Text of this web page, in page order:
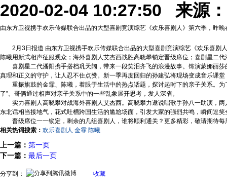
2020-02-04 10:27:50 来源：
由东方卫视携手欢乐传媒联合出品的大型喜剧竞演综艺《欢乐喜剧人》第六季，昨
2月3日报道 由东方卫视携手欢乐传媒联合出品的大型喜剧竞演综艺《欢乐喜剧
陈曦用新式相声征服观众；海外喜剧人艾杰西战胜高晓攀锁定晋级席位；喜剧星二
喜剧星二代潘阳携手搭档巩天阔，带来一段笑泪齐飞的浪漫故事。饰演蒙娜丽莎
真理和正义的守护，让人忍不住点赞。新一季再度回归的孙建弘将现场变成音乐课
重振旗鼓的金霏、陈曦，着眼于生活中的热点话题，探讨起时下的亲子关系。为
了”。哥俩通过相声对亲子关系中的一些乱象展开思考，发人深省。
实力喜剧人高晓攀对战海外喜剧人艾杰西。高晓攀力邀说唱歌手孙八一助演，两
东北话相当接地气，花式吐槽跨国生活的尴尬场面，引发大家的强烈共鸣，瞬间逗
晋级席位一一锁定，剩余的几组喜剧人，谁将顺利通关？更多精彩，敬请期待每
相关热词搜索： 欢乐喜剧人 金霏 陈曦
上一篇： 第一页
下一篇： 最后一页
分享到： 收藏